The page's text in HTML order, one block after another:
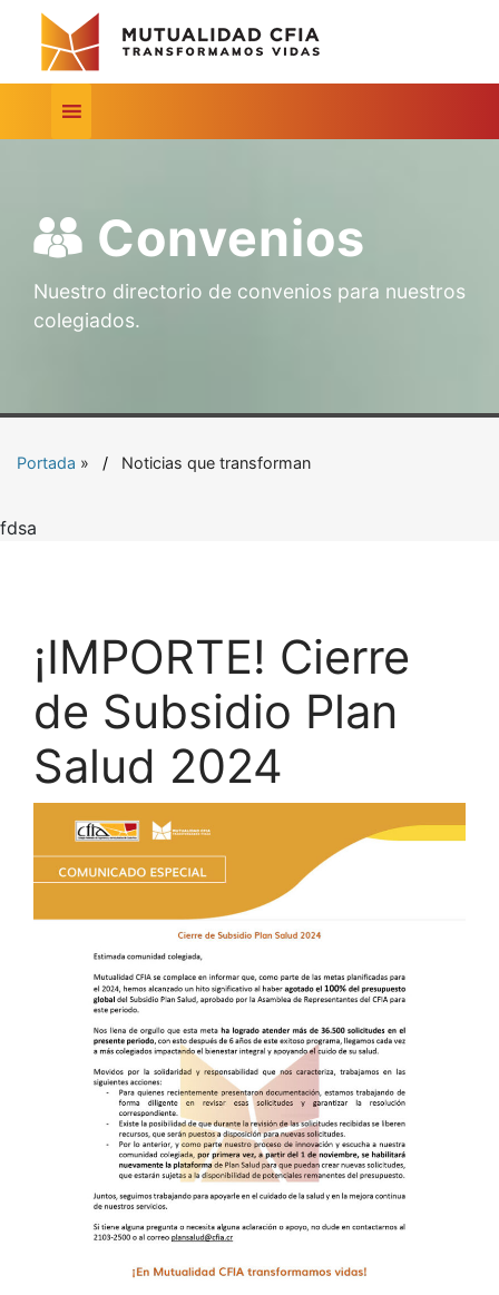
Convenios
Nuestro directorio de convenios para nuestros
colegiados.
Portada » Noticias que transforman
fdsa
¡IMPORTE! Cierre
de Subsidio Plan
Salud 2024